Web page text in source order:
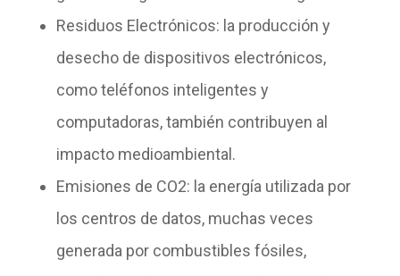
Residuos Electrónicos: la producción y
desecho de dispositivos electrónicos,
como teléfonos inteligentes y
computadoras, también contribuyen al
impacto medioambiental.
Emisiones de CO2: la energía utilizada por
los centros de datos, muchas veces
generada por combustibles fósiles,